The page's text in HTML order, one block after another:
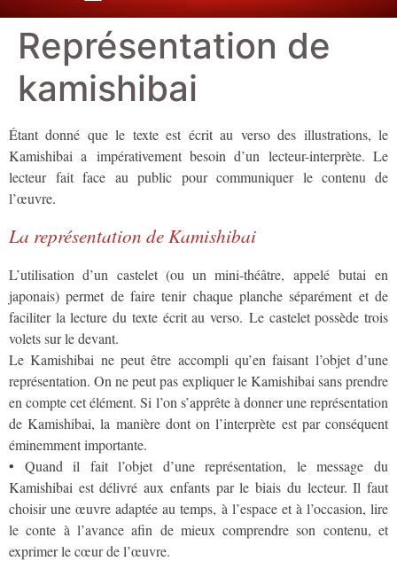
Représentation de
kamishibai
Étant donné que le texte est écrit au verso des illustrations, le
Kamishibai a impérativement besoin d’un lecteur-interprète. Le
lecteur fait face au public pour communiquer le contenu de
l’œuvre.
La représentation de Kamishibai
L’utilisation d’un castelet (ou un mini-théâtre, appelé butai en
japonais) permet de faire tenir chaque planche séparément et de
faciliter la lecture du texte écrit au verso. Le castelet possède trois
volets sur le devant.
Le Kamishibai ne peut être accompli qu’en faisant l’objet d’une
représentation. On ne peut pas expliquer le Kamishibai sans prendre
en compte cet élément. Si l’on s’apprête à donner une représentation
de Kamishibai, la manière dont on l’interprète est par conséquent
éminemment importante.
• Quand il fait l’objet d’une représentation, le message du
Kamishibai est délivré aux enfants par le biais du lecteur. Il faut
choisir une œuvre adaptée au temps, à l’espace et à l’occasion, lire
le conte à l’avance afin de mieux comprendre son contenu, et
exprimer le cœur de l’œuvre.